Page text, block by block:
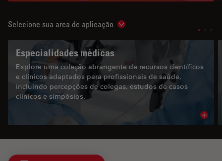
Selecione sua area de aplicação Show subnavigation
Especialidades médicas
Explore uma coleção abrangente de recursos científicos
e clínicos adaptados para profissionais de saúde,
incluindo percepções de colegas, estudos de casos
clínicos e simpósios.